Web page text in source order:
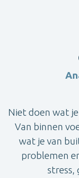
Niet doen wat
Van binnen
wat je van
problemen
stress,